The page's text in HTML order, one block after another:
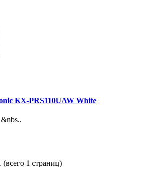
KX-PRS110UAW White
(всего 1 страниц)